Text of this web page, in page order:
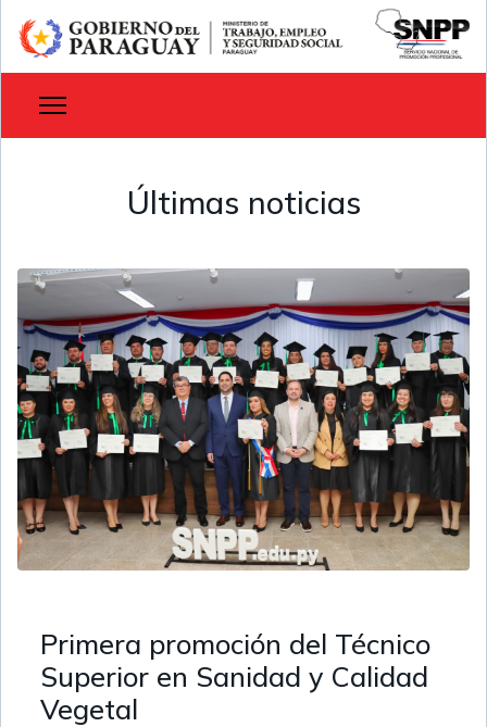
Últimas noticias
Primera promoción del Técnico
Superior en Sanidad y Calidad
Vegetal